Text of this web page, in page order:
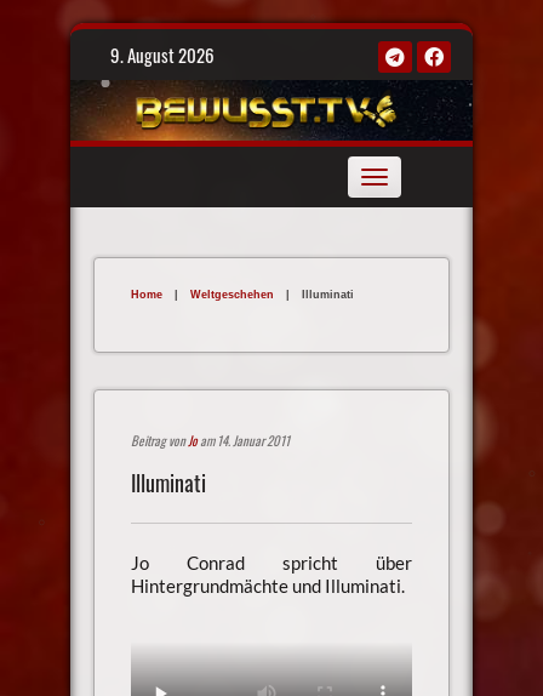
Skip
content
9. August 2026
Toggle
navigation
Home | Weltgeschehen | Illuminati
Beitrag vonJoam 14. Januar 2011
Illuminati
Jo Conrad spricht über
Hintergrundmächte und Illuminati.